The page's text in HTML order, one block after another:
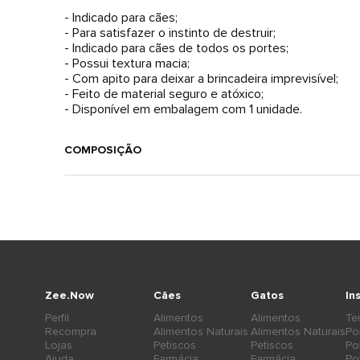
- Indicado para cães;
- Para satisfazer o instinto de destruir;
- Indicado para cães de todos os portes;
- Possui textura macia;
- Com apito para deixar a brincadeira imprevisível;
- Feito de material seguro e atóxico;
- Disponível em embalagem com 1 unidade.
COMPOSIÇÃO
Cães
Alimentos
Alimentos Naturais
Petiscos
Gatos
Alimentos
Alimentos Naturais
Petiscos
Zee.Now
Perfil
Recompra
Lojas